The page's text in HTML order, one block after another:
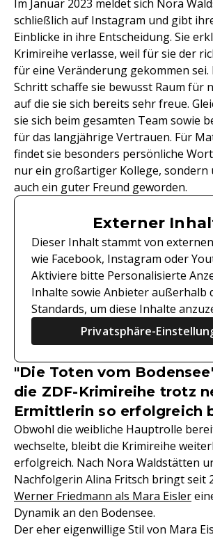
Im Januar 2023 meldet sich Nora
schließlich auf Instagram und gibt
Einblicke in ihre Entscheidung. Sie
Krimireihe verlasse, weil für sie der
für eine Veränderung gekommen sei.
Schritt schaffe sie bewusst Raum für
auf die sie sich bereits sehr freue.
sie sich beim gesamten Team sowie
für das langjährige Vertrauen. Für
findet sie besonders persönliche
nur ein großartiger Kollege, sondern
auch ein guter Freund geworden.
Externer
Dieser Inhalt stammt von
wie Facebook, Instagram oder
Aktiviere bitte Personalisierte
Inhalte sowie Anbieter außerhalb
Standards, um diese Inhalte
Privatsphäre-
"Die Toten vom
die ZDF-Krimireihe trotz
Ermittlerin so erfolgreich
Obwohl die weibliche Hauptrolle
wechselte, bleibt die Krimireihe
erfolgreich. Nach Nora Waldstätten
Nachfolgerin Alina Fritsch bringt seit
Werner Friedmann als Mara Eisler
Dynamik an den Bodensee.
Der eher eigenwillige Stil von Mara